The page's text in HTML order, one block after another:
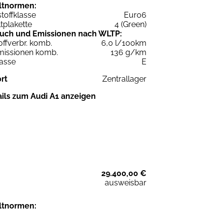
Euro6
4 (Green)
und Emissionen nach WLTP:
komb.
6,0 l/100km
komb.
136 g/km
E
Zentrallager
zum Audi A1 anzeigen
29.400,00 €
ausweisbar